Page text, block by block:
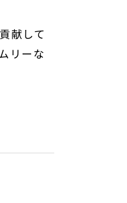
献して
リーな